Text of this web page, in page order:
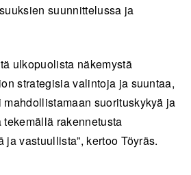
suunnittelussa ja
ulkopuolista näkemystä
strategisia valintoja ja suuntaa,
suorituskykyä ja
rakennetusta
ja vastuullista”, kertoo Töyräs.